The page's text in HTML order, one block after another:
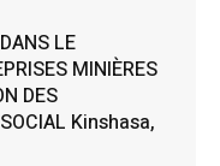
LE
MINIÈRES
DES
Kinshasa,